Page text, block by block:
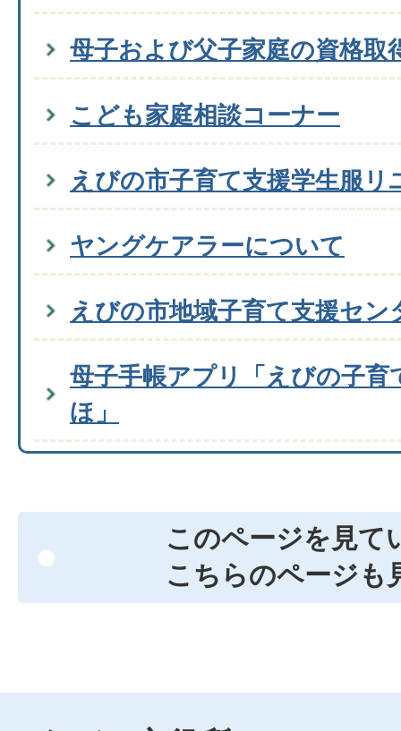
母子および父子家庭の資格取
こども家庭相談コーナー
えびの市子育て支援学生服リ
ヤングケアラーについて
えびの市地域子育て支援セ
母子手帳アプリ「えびの子育
ほ」
このページを見て
こちらのページも